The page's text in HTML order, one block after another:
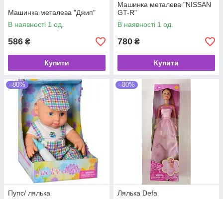
Машинка металева "Джип"
В наявності 1 од.
586 ₴
Купити
Машинка металева "NISSAN
GT-R"
В наявності 1 од.
780 ₴
Купити
–80%
Пупс/ лялька
–80%
Лялька Defa